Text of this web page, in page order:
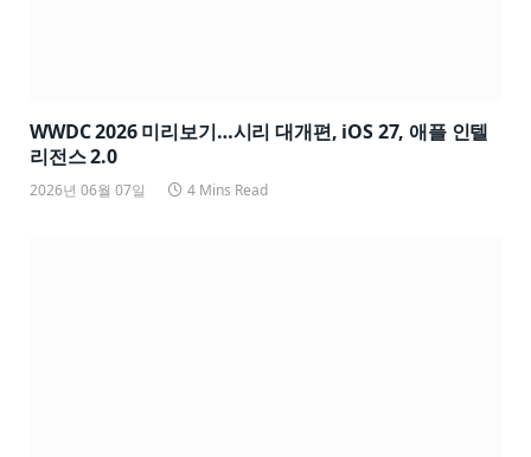
WWDC 2026 미리보기…시리 대개편, iOS 27, 애플 인텔
리전스 2.0
2026년 06월 07일 4 Mins Read